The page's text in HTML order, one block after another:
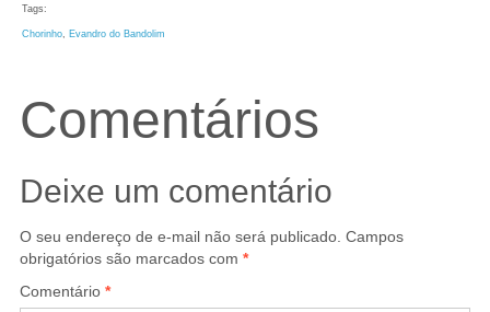
Tags:
Chorinho Evandro do Bandolim
Comentários
Deixe um comentário
O seu endereço de e-mail não será publicado. Campos
obrigatórios são marcados com *
Comentário *